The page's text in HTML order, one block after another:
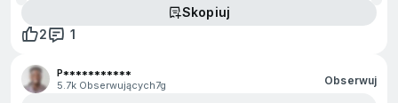
Skopiuj
2
1
P***********
5.7k Obserwujących7g Obserwuj